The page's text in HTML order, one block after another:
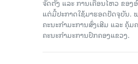
ຈັດຕັ້ງ ແລະ ການເຄື່ອນໄຫວ ຂອ
ແຕ່ມື້ປະກາດໃຊ້ມາຮອດປັດຈຸບັນ.
ຄະນະກໍາມະການສົ່ງເສີມ ແລະ ຄຸ້
ຄະນະກຳມະການປົກຄອງແຂວງ.